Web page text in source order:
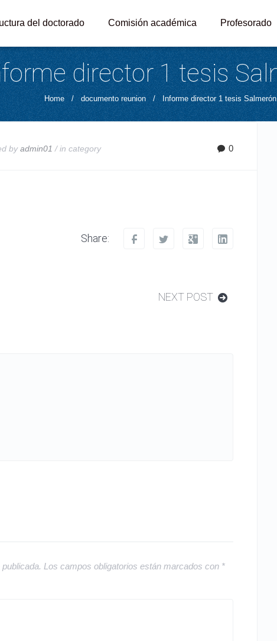
del doctorado Comisión académica Profesorado
director 1 tesis
Home / documento reunion / Informe director 1 tesis Salmerón
byadmin01 / incategory 0
Share:
NEXT POST
Los campos obligatorios están marcados con *